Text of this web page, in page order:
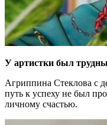
У артистки был
Агриппина Стеклова с
путь к успеху не был
личному счастью.